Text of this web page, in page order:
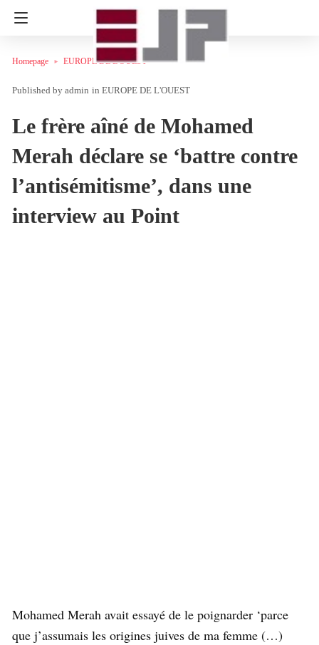
Homepage EUROPE DE L'OUEST
admin in EUROPE DE L'OUEST
Le frère aîné de Mohamed
Merah déclare se ‘battre contre
l’antisémitisme’, dans une
interview au Point
Mohamed Merah avait essayé de le poignarder ‘parce
que j’assumais les origines juives de ma femme (…)